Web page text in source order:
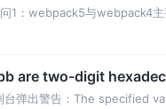
1：webpack5与webpack4
are two-digit
台弹出警告：The